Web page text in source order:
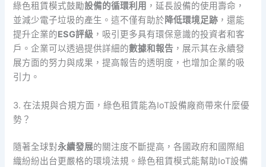
綠色租賃模式鼓勵設備的循環利用 ，延長設備的使用壽命，
並減少電子垃圾的產生。這不僅有助於降低環境足跡 ，還能
提升企業的ESG評級 ，吸引更多具有環保意識的投資者和客
戶。企業可以透過提供詳細的數據和報告 ，展示其在永續發
展方面的努力與成果，提高報告的透明度，也增加企業的吸
引力。
3. 在法規與合規方面，綠色租賃能為IoT設備廠商帶來什麼優
勢？
隨著全球對永續發展的關注度不斷提高，各國政府和國際組
織紛紛出台更嚴格的環境法規。綠色租賃模式能幫助IoT設備